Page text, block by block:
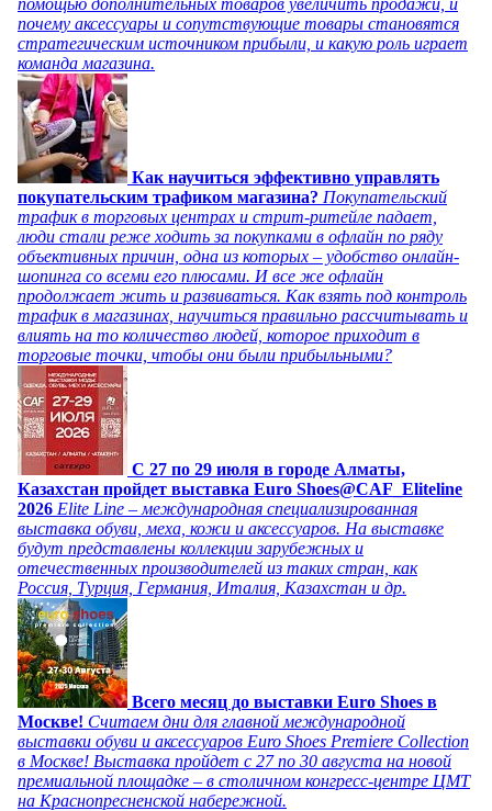
почему аксессуары и сопутствующие товары становятся
стратегическим источником прибыли, и какую роль играет
команда магазина.
Как научиться эффективно управлять
покупательским трафиком магазина? Покупательский
трафик в торговых центрах и стрит-ритейле падает,
люди стали реже ходить за покупками в офлайн по ряду
объективных причин, одна из которых – удобство онлайн-
шопинга со всеми его плюсами. И все же офлайн
продолжает жить и развиваться. Как взять под контроль
трафик в магазинах, научиться правильно рассчитывать и
влиять на то количество людей, которое приходит в
торговые точки, чтобы они были прибыльными?
C 27 по 29 июля в городе Алматы,
Казахстан пройдет выставка Euro Shoes@CAF_Eliteline
2026 Elite Line – международная специализированная
выставка обуви, меха, кожи и аксессуаров. На выставке
будут представлены коллекции зарубежных и
отечественных производителей из таких стран, как
Россия, Турция, Германия, Италия, Казахстан и др.
Всего месяц до выставки Euro Shoes в
Москве! Считаем дни для главной международной
выставки обуви и аксессуаров Euro Shoes Premiere Collection
в Москве! Выставка пройдет с 27 по 30 августа на новой
премиальной площадке – в столичном конгресс-центре ЦМТ
на Краснопресненской набережной.